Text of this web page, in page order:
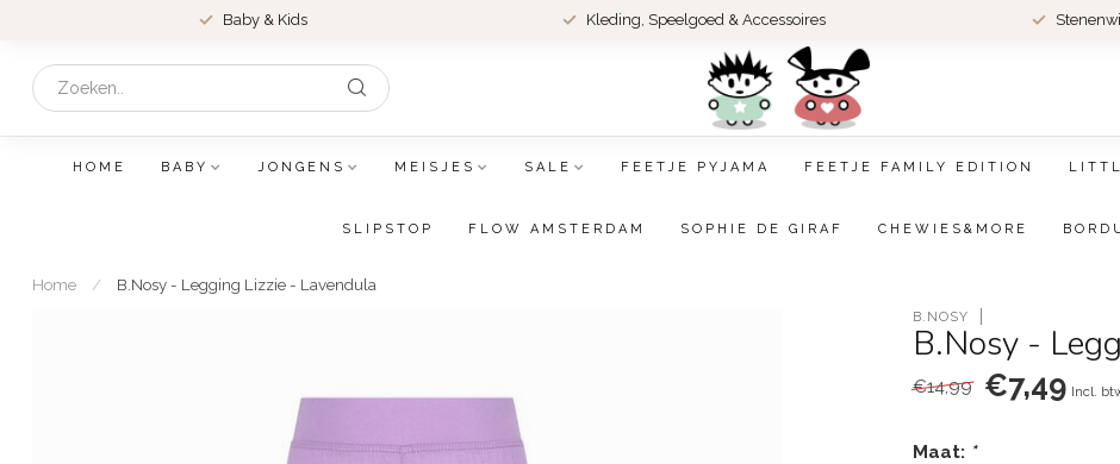
Baby & Kids Kleding, Speelgoed & Accessoires
HOME BABY JONGENS MEISJES SALE FEETJE PYJAMA FEETJE FAMILY EDITION
SLIPSTOP FLOW AMSTERDAM SOPHIE DE GIRAF CHEWIES&MORE
Home / B.Nosy - Legging Lizzie - Lavendula
B.NOSY
B.Nosy -
€14,99 €7,49 Incl.
Maat: *